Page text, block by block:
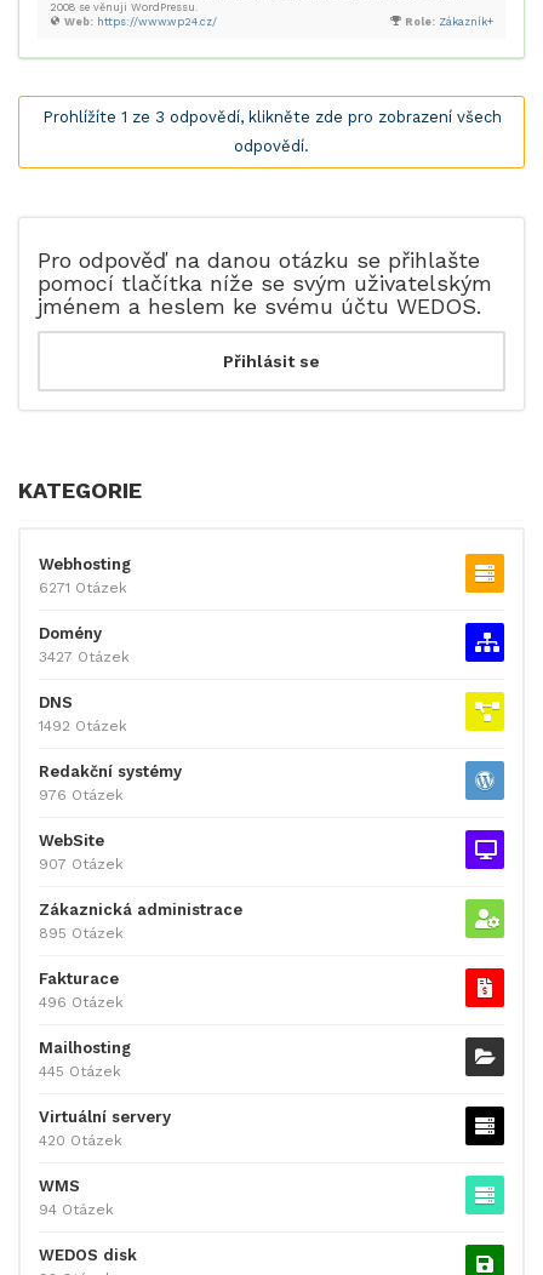
Role: Zákazník+
Web: https://www.wp24.cz/
2008 se věnuji WordPressu.
Prohlížíte 1 ze 3 odpovědí, klikněte zde pro zobrazení všech
odpovědí.
Pro odpověď na danou otázku se přihlašte
pomocí tlačítka níže se svým uživatelským
jménem a heslem ke svému účtu WEDOS.
KATEGORIE
Webhosting
6271 Otázek
Domény
3427 Otázek
DNS
1492 Otázek
Redakční systémy
976 Otázek
WebSite
907 Otázek
Zákaznická administrace
895 Otázek
Fakturace
496 Otázek
Mailhosting
445 Otázek
Virtuální servery
420 Otázek
WMS
94 Otázek
WEDOS disk